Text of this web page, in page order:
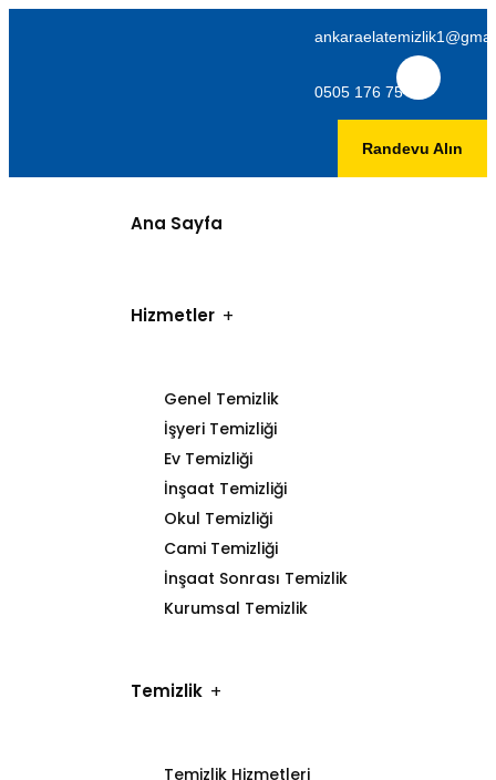
0505 176 75 06
Randevu Alın
Ana Sayfa
Hizmetler
Genel Temizlik
İşyeri Temizliği
Ev Temizliği
İnşaat Temizliği
Okul Temizliği
Cami Temizliği
İnşaat Sonrası Temizlik
Kurumsal Temizlik
Temizlik
Temizlik Hizmetleri